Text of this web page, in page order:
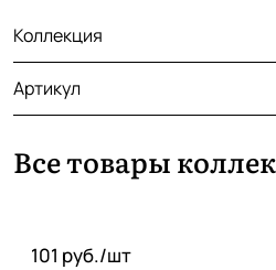
Коллекция
Артикул
Все товары
101 руб./шт